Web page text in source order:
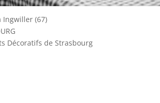
Ingwiller (67)
Décoratifs de Strasbourg